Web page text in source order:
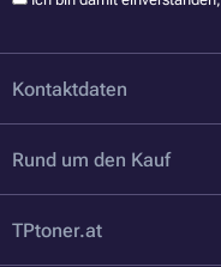
Kontaktdaten
Rund um den Kauf
TPtoner.at